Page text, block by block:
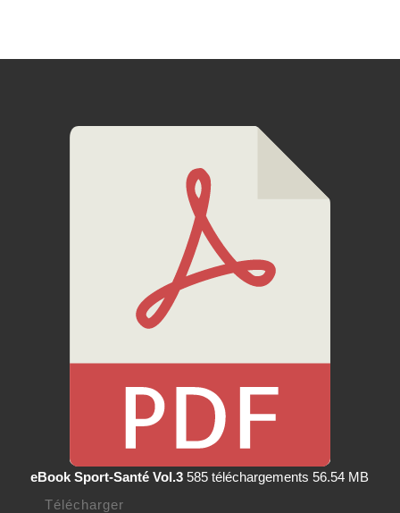
eBook Sport-Santé Vol.3 585 téléchargements 56.54 MB
Télécharger